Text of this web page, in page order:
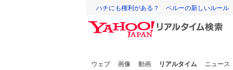
ハチにも権利がある？ ペルーの新しいルール
ウェブ 画像 動画 リアルタイム ニュース